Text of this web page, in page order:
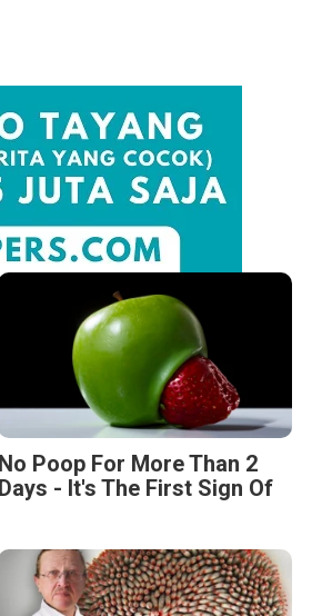
No Poop For More Than 2
Days - It's The First Sign Of